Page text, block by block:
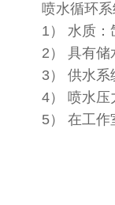
喷水循环
1） 水质
2） 具有储
3） 供水系
4） 喷水压
5） 在工作